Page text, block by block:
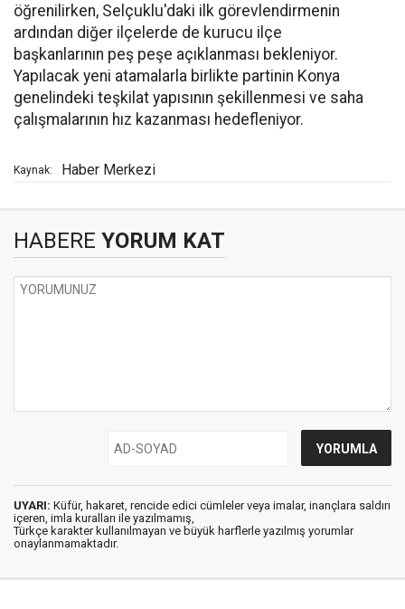
öğrenilirken, Selçuklu'daki ilk görevlendirmenin
ardından diğer ilçelerde de kurucu ilçe
başkanlarının peş peşe açıklanması bekleniyor.
Yapılacak yeni atamalarla birlikte partinin Konya
genelindeki teşkilat yapısının şekillenmesi ve saha
çalışmalarının hız kazanması hedefleniyor.
Kaynak: Haber Merkezi
HABERE YORUM KAT
UYARI: Küfür, hakaret, rencide edici cümleler veya imalar, inançlara saldırı
içeren, imla kuralları ile yazılmamış,
Türkçe karakter kullanılmayan ve büyük harflerle yazılmış yorumlar
onaylanmamaktadır.